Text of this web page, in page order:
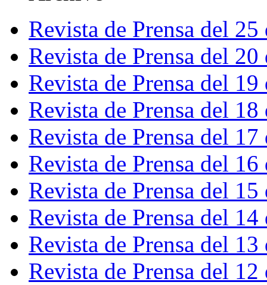
Revista de Prensa del
Revista de Prensa del
Revista de Prensa del
Revista de Prensa del
Revista de Prensa del
Revista de Prensa del
Revista de Prensa del
Revista de Prensa del
Revista de Prensa del
Revista de Prensa del